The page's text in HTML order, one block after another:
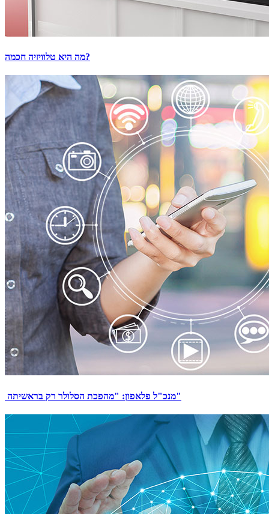
מה היא טלוויזיה חכמה?
מנכ"ל פלאפון: "מהפכת הסלולר רק בראשיתה"